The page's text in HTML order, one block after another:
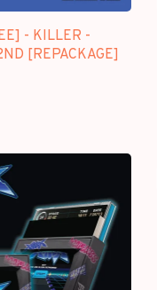
- KILLER -
[REPACKAGE]